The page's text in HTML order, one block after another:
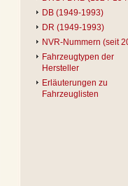
DB (1949-1993)
DR (1949-1993)
NVR-Nummern (seit
Fahrzeugtypen der
Hersteller
Erläuterungen zu
Fahrzeuglisten